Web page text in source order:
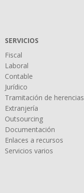
SERVICIOS
Fiscal
Laboral
Contable
Jurídico
Tramitación de herencias
Extranjería
Outsourcing
Documentación
Enlaces a recursos
Servicios varios